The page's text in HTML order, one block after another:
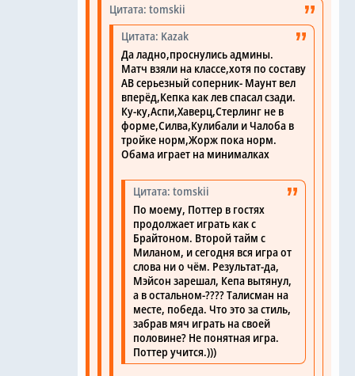
Цитата: tomskii
Цитата: Kazak
Да ладно,проснулись админы.
Матч взяли на классе,хотя по составу
АВ серьезный соперник- Маунт вел
вперёд,Кепка как лев спасал сзади.
Ку-ку,Аспи,Хаверц,Стерлинг не в
форме,Силва,Кулибали и Чалоба в
тройке норм,Жорж пока норм.
Обама играет на минималках
Цитата: tomskii
По моему, Поттер в гостях
продолжает играть как с
Брайтоном. Второй тайм с
Миланом, и сегодня вся игра от
слова ни о чём. Результат-да,
Мэйсон зарешал, Кепа вытянул,
а в остальном-???? Талисман на
месте, победа. Что это за стиль,
забрав мяч играть на своей
половине? Не понятная игра.
Поттер учится.)))